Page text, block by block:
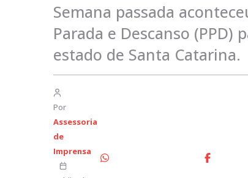
Semana passada
Parada e Descanso (PPD)
estado de Santa Catarina.
Por
Assessoria
de
Imprensa